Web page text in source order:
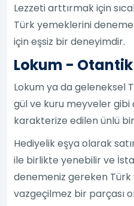
Lezzeti arttırmak için
Türk yemeklerini
için eşsiz bir deneyimdir.
Lokum -
Lokum ya da geleneksel
gül ve kuru meyveler gibi
karakterize edilen ünlü bir
Hediyelik eşya olarak
ile birlikte yenebilir ve
denemeniz gereken
vazgeçilmez bir parçası